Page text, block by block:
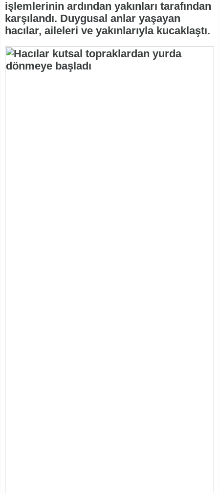
işlemlerinin ardından yakınları tarafından
karşılandı. Duygusal anlar yaşayan
hacılar, aileleri ve yakınlarıyla kucaklaştı.